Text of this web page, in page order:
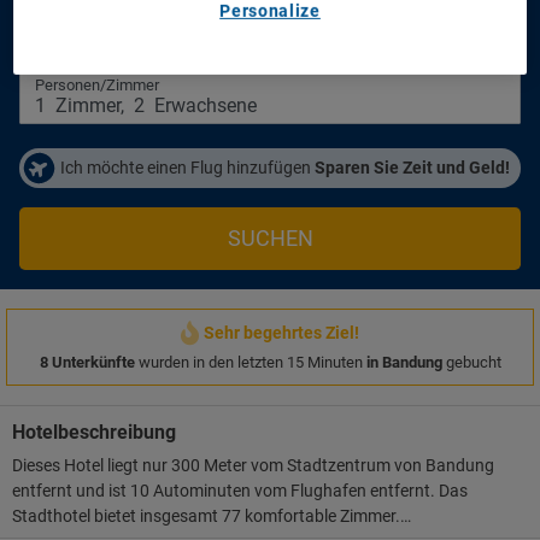
Abreisetag
Personen/Zimmer
1 Zimmer, 2 Erwachsene
Ich möchte einen Flug hinzufügen Sparen Sie Zeit und Geld!
SUCHEN
Sehr begehrtes Ziel!
8 Unterkünftewurden in den letzten 15 Minutenin Bandunggebucht
Hotelbeschreibung
Dieses Hotel liegt nur 300 Meter vom Stadtzentrum von Bandung
entfernt und ist 10 Autominuten vom Flughafen entfernt. Das
Stadthotel bietet insgesamt 77 komfortable Zimmer.
Personalize